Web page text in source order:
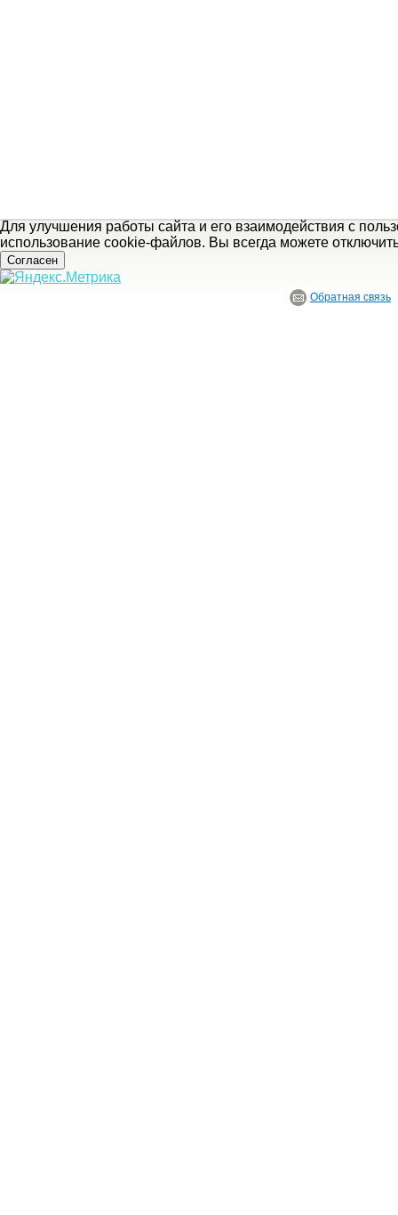
Для улучшения работы сайта и его взаимодействия с
использование cookie-файлов. Вы всегда можете
Согласен
Обратная связь